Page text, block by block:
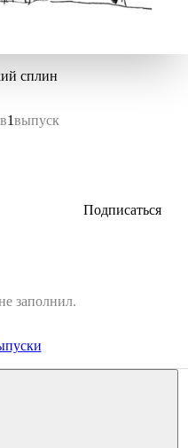
сплин
1выпуск
Подписаться
заполнил.